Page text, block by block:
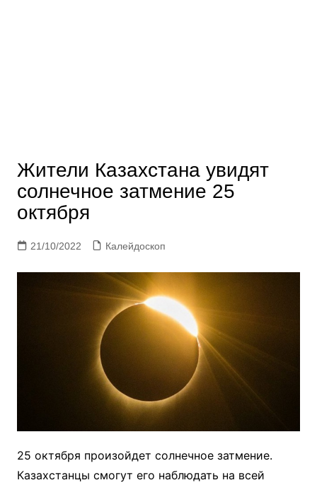
Жители Казахстана увидят
солнечное затмение 25
октября
21/10/2022 Калейдоскоп
25 октября произойдет солнечное затмение.
Казахстанцы смогут его наблюдать на всей